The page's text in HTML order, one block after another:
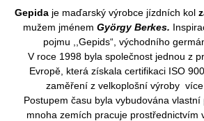
Gepida je maďarský výrobce jízdních kol
mužem jménem György Berkes.
pojmu ,,Gepids“, východního
V roce 1998 byla společnost jednou z
Evropě, která získala certifikaci ISO
zaměření z velkoplošní výroby více
Postupem času byla vybudována
mnoha zemích pracuje prostřednictvím